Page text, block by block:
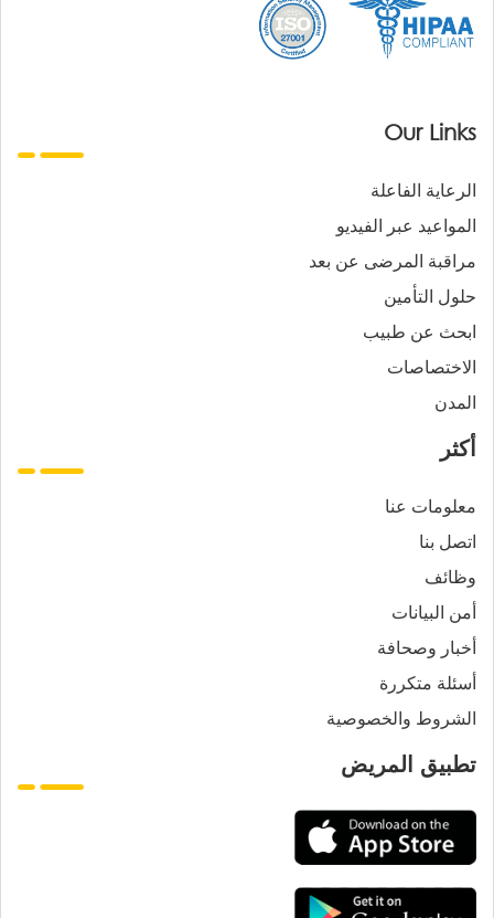
Our Links
الرعاية الفاعلة
المواعيد عبر الفيديو
مراقبة المرضى عن بعد
حلول التأمين
ابحث عن طبيب
الاختصاصات
المدن
أكثر
معلومات عنا
اتصل بنا
وظائف
أمن البيانات
أخبار وصحافة
أسئلة متكررة
الشروط والخصوصية
تطبيق المريض